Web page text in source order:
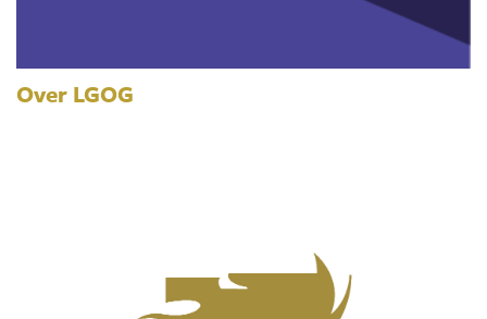
Over LGOG